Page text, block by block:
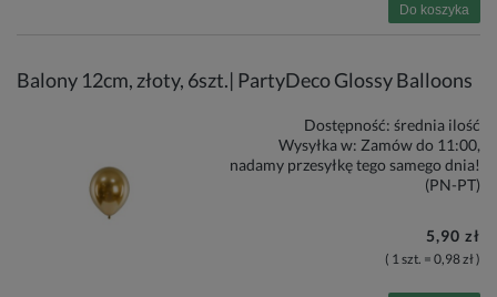
Do koszyka
Balony 12cm, złoty, 6szt.| PartyDeco Glossy Balloons
Dostępność: średnia ilość
Wysyłka w: Zamów do 11:00,
nadamy przesyłkę tego samego dnia!
(PN-PT)
5,90 zł
( 1 szt. = 0,98 zł )